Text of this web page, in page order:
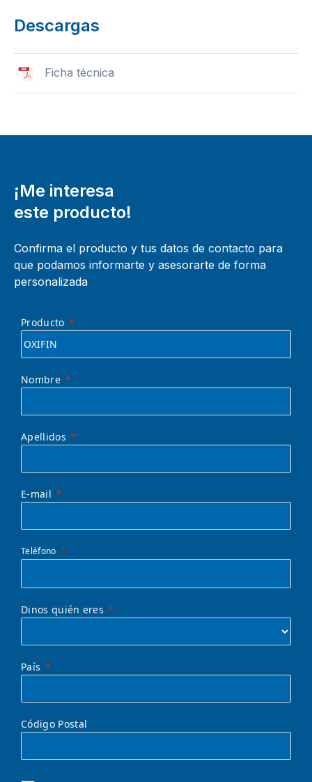
Descargas
Ficha técnica
¡Me interesa
este producto!
Confirma el producto y tus datos de contacto para
que podamos informarte y asesorarte de forma
personalizada
Producto
Nombre
Apellidos
E-mail
Teléfono
Dinos quién eres
País
Código Postal